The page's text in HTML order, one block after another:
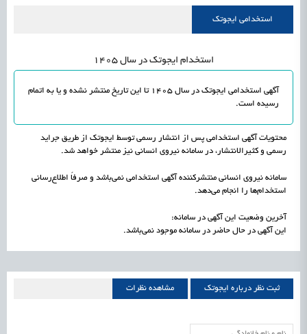
اشتغال و کارآفرینی
استخدامی ایجوتک
استخدام ایجوتک در سال 1405
آگهی استخدامی ایجوتک در سال 1405 تا این تاریخ منتشر نشده و یا به اتمام
رسیده است.
محتویات آگهی استخدامی پس از انتشار رسمی توسط ایجوتک از طریق جراید
رسمی و کثیرالانتشار، در سامانه نیروی انسانی نیز منتشر خواهد شد.
سامانه نیروی انسانی منتشرکننده آگهی استخدامی نمی‌باشد و صرفاً اطلاع‌رسانی
استخدام‌ها را انجام می‌دهد.
آخرین وضعیت این آگهی در سامانه:
این آگهی در حال حاضر در سامانه موجود نمی‌باشد.
ثبت نظر درباره ایجوتک مشاهده نظرات